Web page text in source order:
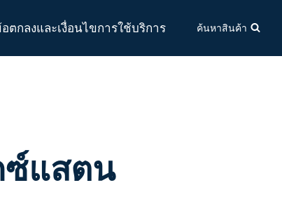
ตกลงและเงื่อนไขการใช้บริการ ค้นหาสินค้า
ซ์แสตน